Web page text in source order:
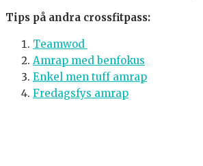
Tips på andra crossfitpass:
Teamwod
Amrap med benfokus
Enkel men tuff amrap
Fredagsfys amrap